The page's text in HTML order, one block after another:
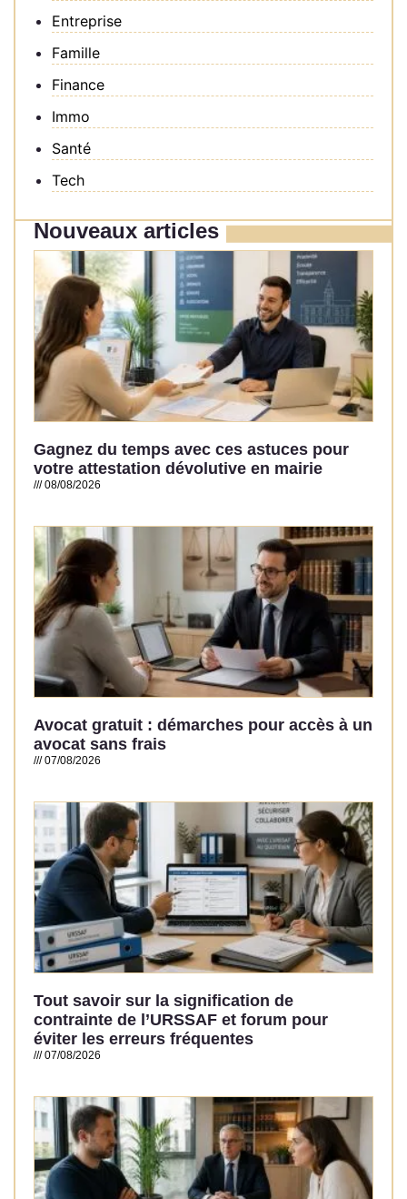
Entreprise
Famille
Finance
Immo
Santé
Tech
Nouveaux articles
Gagnez du temps avec ces astuces pour
votre attestation dévolutive en mairie
08/08/2026
Avocat gratuit : démarches pour accès à un
avocat sans frais
07/08/2026
Tout savoir sur la signification de
contrainte de l’URSSAF et forum pour
éviter les erreurs fréquentes
07/08/2026